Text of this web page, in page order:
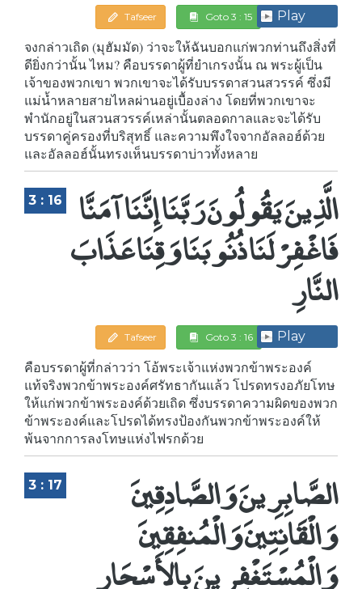
Tafseer Goto 3 : 15 Play
จงกล่าวเถิด (มุฮัมมัด) ว่าจะให้ฉันบอกแก่พวกท่านถึงสิ่งที่
ดียิ่งกว่านั้น ไหม? คือบรรดาผู้ที่ยำเกรงนั้น ณ พระผู้เป็น
เจ้าของพวกเขา พวกเขาจะได้รับบรรดาสวนสวรรค์ ซึ่งมี
แม่น้ำหลายสายไหลผ่านอยู่เบื้องล่าง โดยที่พวกเขาจะ
พำนักอยู่ในสวนสวรรค์เหล่านั้นตลอดกาลและจะได้รับ
บรรดาคู่ครองที่บริสุทธิ์ และความพึงใจจากอัลลอฮ์ด้วย
และอัลลอฮ์นั้นทรงเห็นบรรดาบ่าวทั้งหลาย
3 : 16 الَّذِينَ يَقُولُونَ رَبَّنَا إِنَّنَا آمَنَّا
فَاغْفِرْ لَنَا ذُنُوبَنَا وَقِنَا عَذَابَ
النَّارِ
Tafseer Goto 3 : 16 Play
คือบรรดาผู้ที่กล่าวว่า โอ้พระเจ้าแห่งพวกข้าพระองค์
แท้จริงพวกข้าพระองค์ศรัทธากันแล้ว โปรดทรงอภัยโทษ
ให้แก่พวกข้าพระองค์ด้วยเถิด ซึ่งบรรดาความผิดของพวก
ข้าพระองค์และโปรดได้ทรงป้องกันพวกข้าพระองค์ให้
พ้นจากการลงโทษแห่งไฟรกด้วย
3 : 17 الصَّابِرِينَ وَالصَّادِقِينَ
وَالْقَانِتِينَ وَالْمُنفِقِينَ
وَالْمُسْتَغْفِرِينَ بِالأَسْحَارِ